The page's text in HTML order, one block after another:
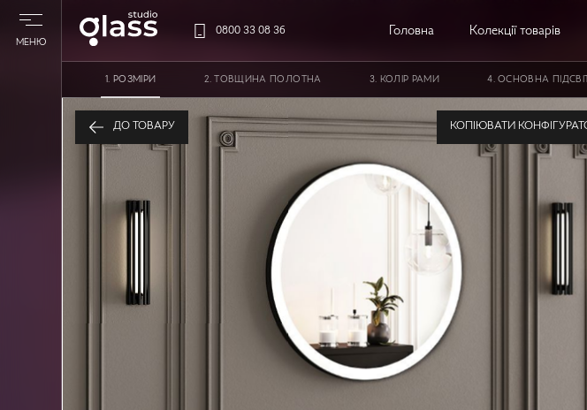
МЕНЮ
0800 33 08 36 Головна Колекції товарів
Кругле дзеркало в металевій рамі з LED-підсвіткою StudioGlass
ДО ТОВАРУ КОПІЮВАТИ
PОЗМІРИ ТОВЩИНА ПОЛОТНА КОЛІР РАМИ ОСНОВНА